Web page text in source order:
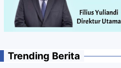
Trending Berita